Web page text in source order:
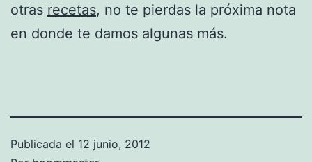
otras recetas, no te pierdas la próxima nota
en donde te damos algunas más.
Publicada el 12 junio, 2012